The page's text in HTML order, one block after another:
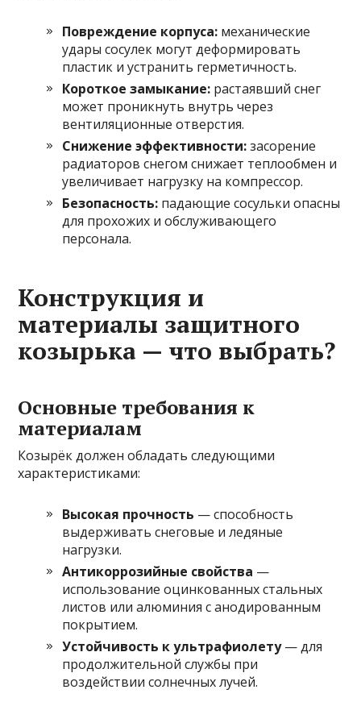
Повреждение корпуса: механические
удары сосулек могут деформировать
пластик и устранить герметичность.
Короткое замыкание: растаявший снег
может проникнуть внутрь через
вентиляционные отверстия.
Снижение эффективности:засорение
радиаторов снегом снижает теплообмен и
увеличивает нагрузку на компрессор.
Безопасность: падающие сосульки опасны
для прохожих и обслуживающего
персонала.
Конструкция и
материалы защитного
козырька — что выбрать?
Основные требования к
материалам
Козырёк должен обладать следующими
характеристиками:
Высокая прочность — способность
выдерживать снеговые и ледяные
нагрузки.
Антикоррозийные свойства —
использование оцинкованных стальных
листов или алюминия с анодированным
покрытием.
Устойчивость к ультрафиолету— для
продолжительной службы при
воздействии солнечных лучей.